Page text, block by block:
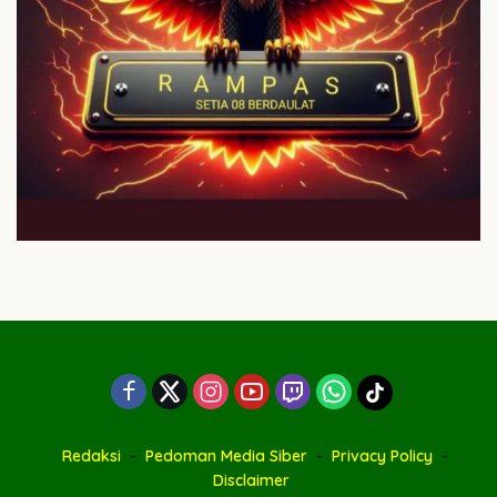
Redaksi Pedoman Media Siber
Privacy Policy
Disclaimer